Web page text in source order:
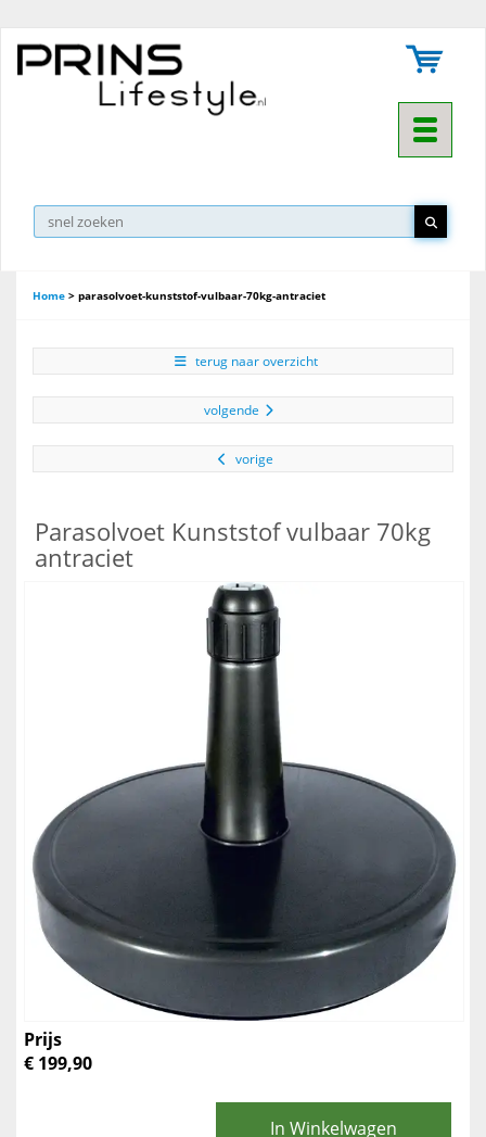
Toggle
▼
Home > parasolvoet-kunststof-vulbaar-70kg-antraciet
terug naar overzicht
volgende
vorige
Parasolvoet Kunststof vulbaar 70kg
antraciet
Prijs
€ 199,90
In Winkelwagen